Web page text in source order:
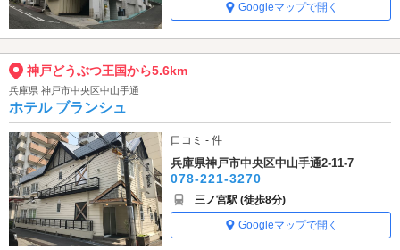
Googleマップで開く
神戸どうぶつ王国から5.6km
兵庫県 神戸市中央区中山手通
ホテル ブランシュ
口コミ - 件
兵庫県神戸市中央区中山手通2-11-7
078-221-3270
三ノ宮駅 (徒歩8分)
Googleマップで開く